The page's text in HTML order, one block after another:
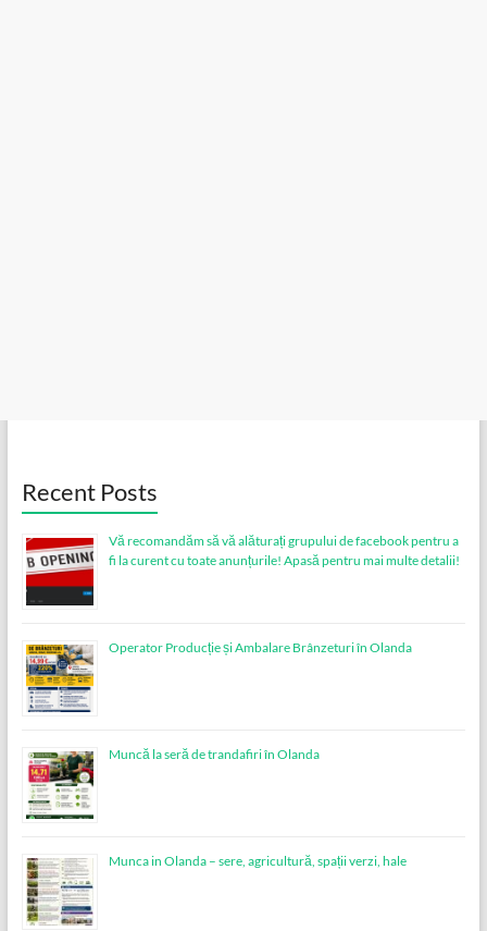
Recent Posts
Vă recomandăm să vă alăturați grupului de facebook pentru a
fi la curent cu toate anunțurile! Apasă pentru mai multe detalii!
Operator Producție și Ambalare Brânzeturi în Olanda
Muncă la seră de trandafiri în Olanda
Munca in Olanda – sere, agricultură, spații verzi, hale